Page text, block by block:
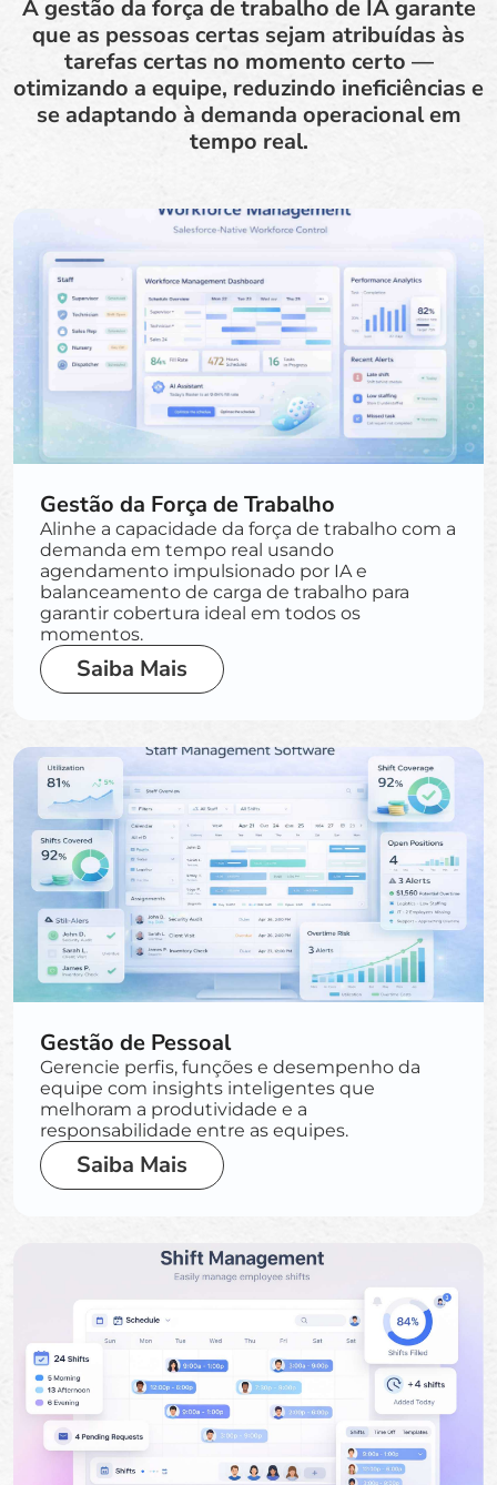
A gestão da força de trabalho de IA garante
que as pessoas certas sejam atribuídas às
tarefas certas no momento certo —
otimizando a equipe, reduzindo ineficiências e
se adaptando à demanda operacional em
tempo real.
Gestão da Força de Trabalho
Alinhe a capacidade da força de trabalho com a
demanda em tempo real usando
agendamento impulsionado por IA e
balanceamento de carga de trabalho para
garantir cobertura ideal em todos os
momentos.
Saiba Mais
Gestão de Pessoal
Gerencie perfis, funções e desempenho da
equipe com insights inteligentes que
melhoram a produtividade e a
responsabilidade entre as equipes.
Saiba Mais